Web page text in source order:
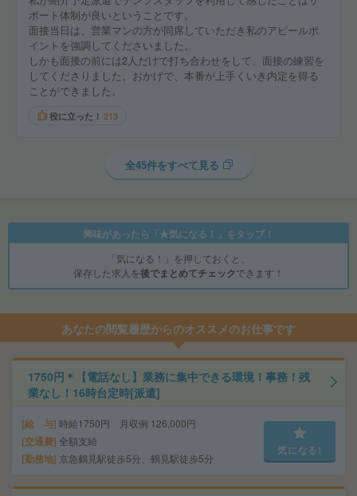
ポート体制が良いということです。
面接当日は、営業マンの方が同席していただき私のアピールポ
イントを強調してくださいました。
しかも面接の前には2人だけで打ち合わせをして、面接の練習を
してくださりました。おかげで、本番が上手くいき内定を得る
ことができました。
役に立った！ 213
全45件をすべて見る
興味があったら「★気になる！」をタップ！
「気になる！」を押しておくと、
保存した求人を後でまとめてチェックできます！
あなたの閲覧履歴からのオススメのお仕事です
1750円＊【電話なし】業務に集中できる環境！事務！残
業なし！16時台定時[派遣]
給 与 時給1750円 月収例 126,000円
交通費 全額支給
勤務地 京急鶴見駅徒歩5分、鶴見駅徒歩5分
気になる!